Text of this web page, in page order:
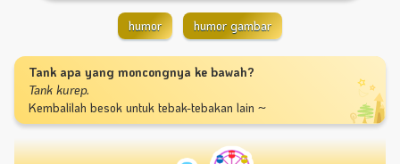
humor humor gambar
Tank apa yang moncongnya ke bawah?
Tank kurep.
Kembalilah besok untuk tebak-tebakan lain ~